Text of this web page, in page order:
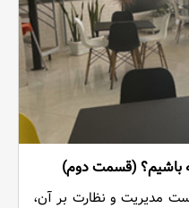
باشیم؟ (قسمت دوم)
مدیریت و نظارت بر آن،